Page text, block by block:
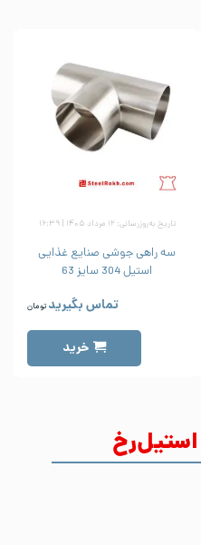
تاریخ به‌روزرسانی: ۱۲ مرداد ۱۴۰۵ | ۱۶:۳۹
سه راهی جوشی صنایع غذایی
استیل 304 سایز 63
تماس بگیرید تومان
خرید
استیل‌رخ